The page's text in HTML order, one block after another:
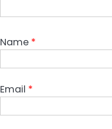
Name *
Email *